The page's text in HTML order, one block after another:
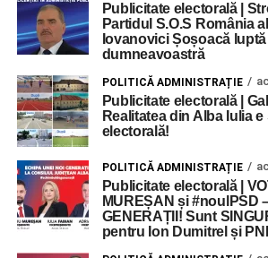
Publicitate electorală |
Partidul S.O.S România
Iovanovici Șoșoacă
dumneavoastră
POLITICĂ ADMINISTRAȚIE
Publicitate electorală |
Realitatea din Alba Iulia
electorală!
POLITICĂ ADMINISTRAȚIE
Publicitate electorală |
MUREȘAN și #noulPSD –
GENERAȚII! Sunt
pentru Ion Dumitrel și